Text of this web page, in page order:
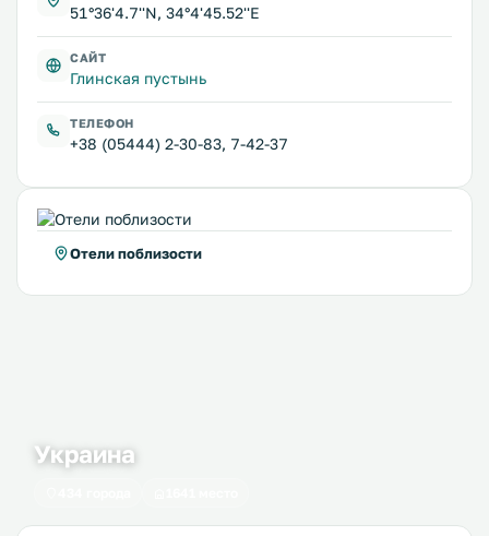
51°36'4.7''N, 34°4'45.52''E
САЙТ
Глинская пустынь
ТЕЛЕФОН
+38 (05444) 2-30-83, 7-42-37
Отели поблизости
Украина